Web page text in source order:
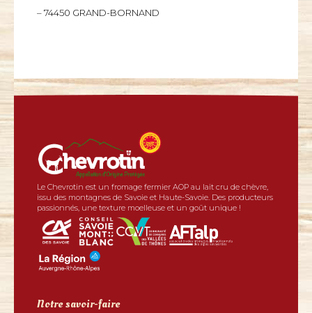
– 74450 GRAND-BORNAND
Le Chevrotin est un fromage fermier AOP au lait cru de chèvre,
issu des montagnes de Savoie et Haute-Savoie. Des producteurs
passionnés, une texture moelleuse et un goût unique !
Notre savoir-faire